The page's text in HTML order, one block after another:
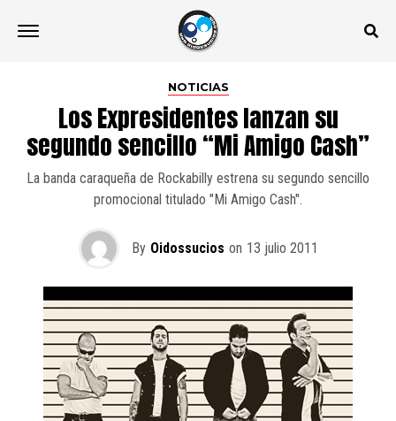
NOTICIAS
Los Expresidentes lanzan su
segundo sencillo “Mi Amigo Cash”
La banda caraqueña de Rockabilly estrena su segundo sencillo
promocional titulado "Mi Amigo Cash".
By Oidossucios on 13 julio 2011